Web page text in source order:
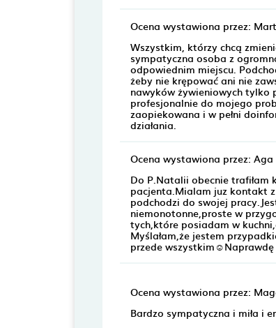
Ocena wystawiona przez:
Wszystkim, którzy chcą
sympatyczna osoba z
odpowiednim miejscu.
żeby nie krępować ani nie
nawyków żywieniowych tylko
profesjonalnie do mojego
zaopiekowana i w pełni
działania.
Ocena wystawiona przez: Aga
Do P.Natalii obecnie trafiłam
pacjenta.Mialam juz kontakt
podchodzi do swojej
niemonotonne,proste w
tych,które posiadam w
Myślałam,że jestem
przede wszystkim☺️Naprawdę
Ocena wystawiona przez:
Bardzo sympatyczna i miła i